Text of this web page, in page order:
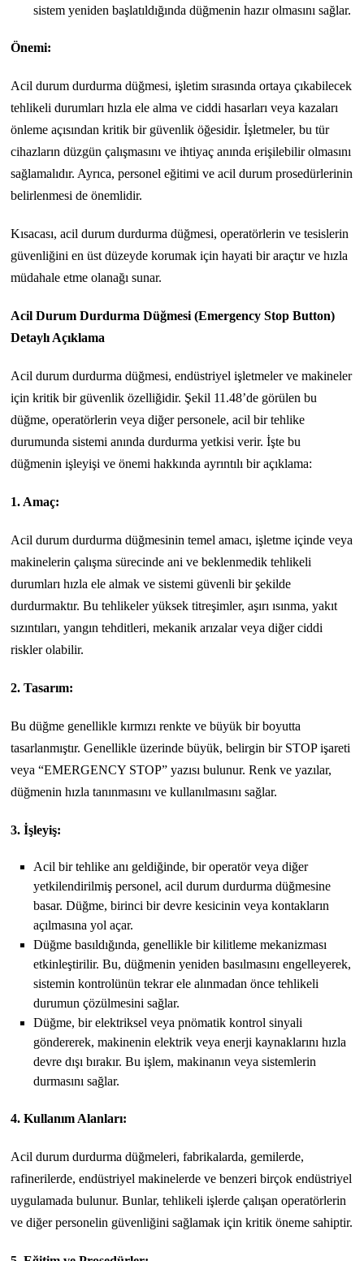
sistem yeniden başlatıldığında düğmenin hazır olmasını sağlar.
Önemi:
Acil durum durdurma düğmesi, işletim sırasında ortaya çıkabilecek
tehlikeli durumları hızla ele alma ve ciddi hasarları veya kazaları
önleme açısından kritik bir güvenlik öğesidir. İşletmeler, bu tür
cihazların düzgün çalışmasını ve ihtiyaç anında erişilebilir olmasını
sağlamalıdır. Ayrıca, personel eğitimi ve acil durum prosedürlerinin
belirlenmesi de önemlidir.
Kısacası, acil durum durdurma düğmesi, operatörlerin ve tesislerin
güvenliğini en üst düzeyde korumak için hayati bir araçtır ve hızla
müdahale etme olanağı sunar.
Acil Durum Durdurma Düğmesi (Emergency Stop Button)
Detaylı Açıklama
Acil durum durdurma düğmesi, endüstriyel işletmeler ve makineler
için kritik bir güvenlik özelliğidir. Şekil 11.48’de görülen bu
düğme, operatörlerin veya diğer personele, acil bir tehlike
durumunda sistemi anında durdurma yetkisi verir. İşte bu
düğmenin işleyişi ve önemi hakkında ayrıntılı bir açıklama:
1. Amaç:
Acil durum durdurma düğmesinin temel amacı, işletme içinde veya
makinelerin çalışma sürecinde ani ve beklenmedik tehlikeli
durumları hızla ele almak ve sistemi güvenli bir şekilde
durdurmaktır. Bu tehlikeler yüksek titreşimler, aşırı ısınma, yakıt
sızıntıları, yangın tehditleri, mekanik arızalar veya diğer ciddi
riskler olabilir.
2. Tasarım:
Bu düğme genellikle kırmızı renkte ve büyük bir boyutta
tasarlanmıştır. Genellikle üzerinde büyük, belirgin bir STOP işareti
veya “EMERGENCY STOP” yazısı bulunur. Renk ve yazılar,
düğmenin hızla tanınmasını ve kullanılmasını sağlar.
3. İşleyiş:
Acil bir tehlike anı geldiğinde, bir operatör veya diğer
yetkilendirilmiş personel, acil durum durdurma düğmesine
basar. Düğme, birinci bir devre kesicinin veya kontakların
açılmasına yol açar.
Düğme basıldığında, genellikle bir kilitleme mekanizması
etkinleştirilir. Bu, düğmenin yeniden basılmasını engelleyerek,
sistemin kontrolünün tekrar ele alınmadan önce tehlikeli
durumun çözülmesini sağlar.
Düğme, bir elektriksel veya pnömatik kontrol sinyali
göndererek, makinenin elektrik veya enerji kaynaklarını hızla
devre dışı bırakır. Bu işlem, makinanın veya sistemlerin
durmasını sağlar.
4. Kullanım Alanları:
Acil durum durdurma düğmeleri, fabrikalarda, gemilerde,
rafinerilerde, endüstriyel makinelerde ve benzeri birçok endüstriyel
uygulamada bulunur. Bunlar, tehlikeli işlerde çalışan operatörlerin
ve diğer personelin güvenliğini sağlamak için kritik öneme sahiptir.